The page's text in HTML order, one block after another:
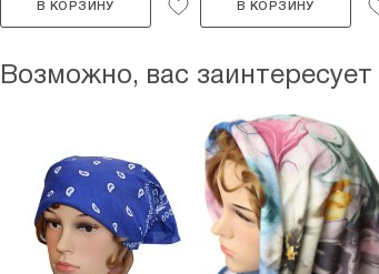
В КОРЗИНУ В КОРЗИНУ
Возможно, вас заинтересует